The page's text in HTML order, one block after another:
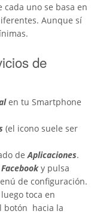
cada uno se basa en
Aunque sí
de
en tu Smartphone
(el icono suele ser
de Aplicaciones.
Facebook y pulsa
de configuración.
luego toca en
botón hacia la